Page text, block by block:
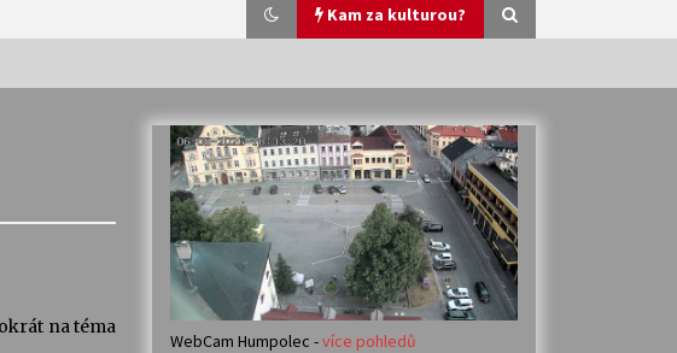
Kam za kulturou?
Veselí muzikanti
30. 7. 2026
Votavžatský ploty
23. 7. 2026
na téma
WebCam Humpolec -více pohledů